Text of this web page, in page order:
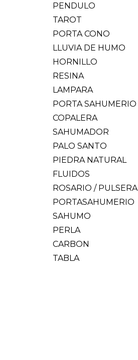
PENDULO
TAROT
PORTA CONO
LLUVIA DE HUMO
HORNILLO
RESINA
LAMPARA
PORTA SAHUMERIO
COPALERA
SAHUMADOR
PALO SANTO
PIEDRA NATURAL
FLUIDOS
ROSARIO / PULSERA
PORTASAHUMERIO
SAHUMO
PERLA
CARBON
TABLA